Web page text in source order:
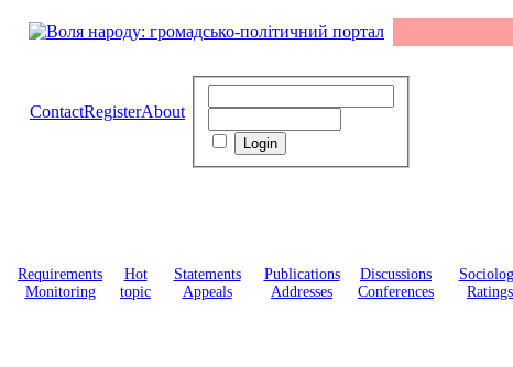
ContactRegisterAbout
Requirements
Monitoring
Hot
topic
Statements
Appeals
Publications
Addresses
Discussions
Conferences
Ratings